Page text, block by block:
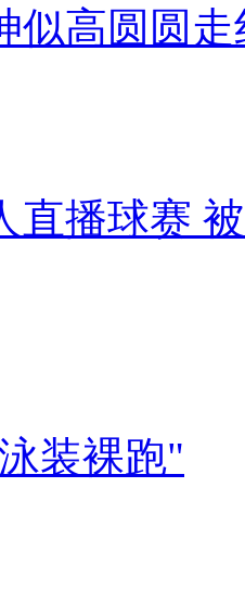
似高圆圆走
直播球赛
装裸跑"